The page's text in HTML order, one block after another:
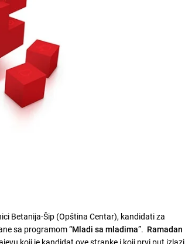
Betanija-Šip (Opština Centar), kandidati za
sa programom“Mladi sa mladima”. Ramadan